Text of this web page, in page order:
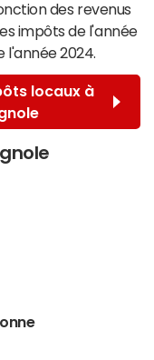
des revenus
impôts de l'année
l'année 2024.
locaux à